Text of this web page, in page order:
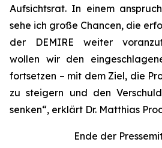
Aufsichtsrat. In einem
sehe ich große Chancen, die
der DEMIRE weiter
wollen wir den
fortsetzen – mit dem Ziel, die
zu steigern und den
senken“, erklärt Dr. Matthias
Ende der